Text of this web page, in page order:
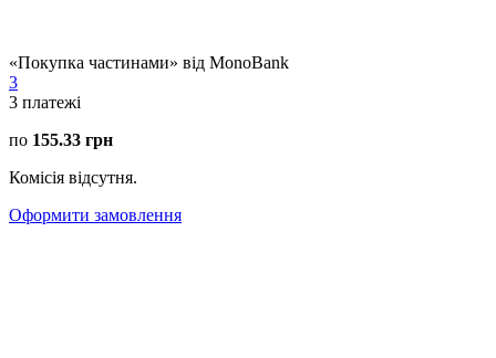
«Покупка частинами» від MonoBank
3
3 платежі
по 155.33 грн
Комісія відсутня.
Оформити замовлення